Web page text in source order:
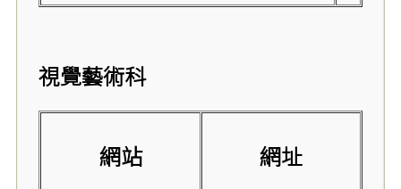
視覺藝術科
網站 網址